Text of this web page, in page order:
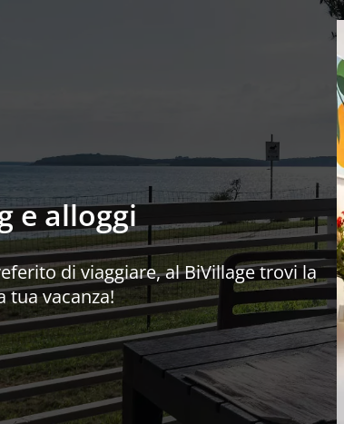
e alloggi
di viaggiare, al BiVillage trovi la
tua vacanza!